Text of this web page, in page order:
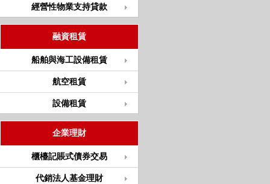
經營性物業支持貸款
融資租賃
船舶與海工設備租賃
航空租賃
設備租賃
企業理財
櫃檯記賬式債券交易
代銷法人基金理財